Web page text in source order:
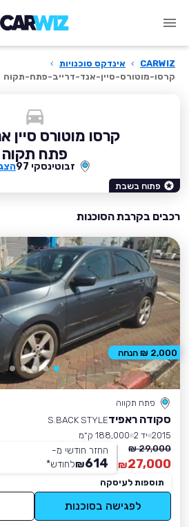
CARWIZ
› אינדקס סוכנויות ›
קרסו-מוטורס-סיין-אנד-דרייב-פתח-תקוה
קרסו מוטורס סיין
פתח תקוה
זבוטינסקי 97
פתוח בשבת
רכבים בקרבת הסוכנות
פתח תקווה
סקודה ראפידS.BACK STYLE
2015 יד 2
188,000 ק״מ
29,000 ₪
27,000
₪
החזר חודשי מ-
614
₪לחודש*
תוספות לעיסקה
לפגישה בסוכנות
2,000 ₪ הנחה